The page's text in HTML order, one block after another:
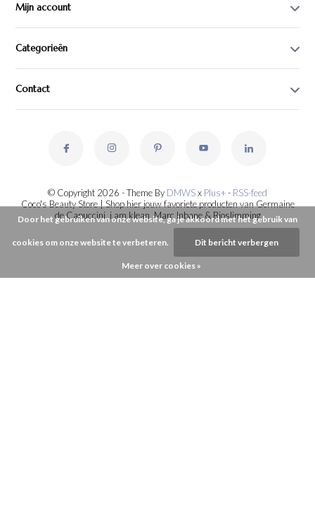
Mijn account
Categorieën
Contact
© Copyright 2026 - Theme By DMWSx Plus+- RSS-feed
Coco's Beauty Store | Shop hier jouw favoriete producten van Germaine
de Capuccini, i.am.klean, Marc Inbane & Bioslimming
Door het gebruiken van onze website, ga je akkoord met het gebruik van
cookies om onze website te verbeteren. Dit bericht verbergen
Meer over cookies »